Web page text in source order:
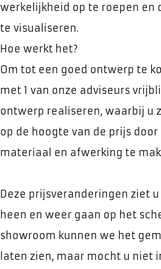
werkelijkheid op te roepen en
te visualiseren.
Hoe werkt het?
Om tot een goed ontwerp te
met 1 van onze adviseurs
ontwerp realiseren, waarbij u
op de hoogte van de prijs door
materiaal en afwerking te
Deze prijsveranderingen ziet
heen en weer gaan op het
showroom kunnen we het
laten zien, maar mocht u niet